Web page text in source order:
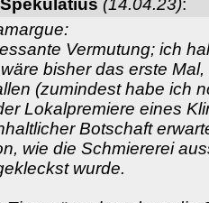
Spekulatius (14.04.23):
Vermutung; ich
bisher das erste
(zumindest habe ich
Lokalpremiere eines
Botschaft
wie die Schmiererei
wurde.